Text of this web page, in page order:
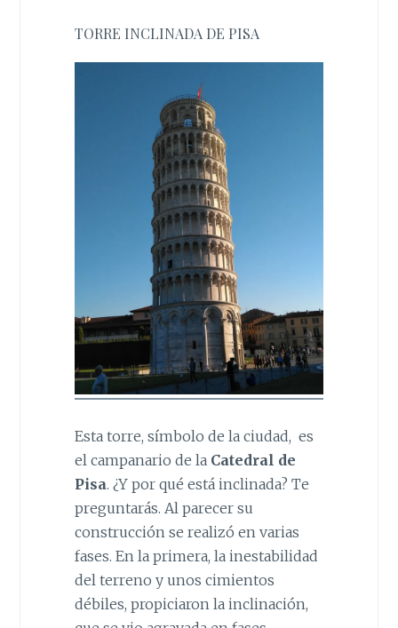
TORRE INCLINADA DE PISA
Esta torre, símbolo de la ciudad, es
el campanario de la Catedral de
Pisa. ¿Y por qué está inclinada? Te
preguntarás. Al parecer su
construcción se realizó en varias
fases. En la primera, la inestabilidad
del terreno y unos cimientos
débiles, propiciaron la inclinación,